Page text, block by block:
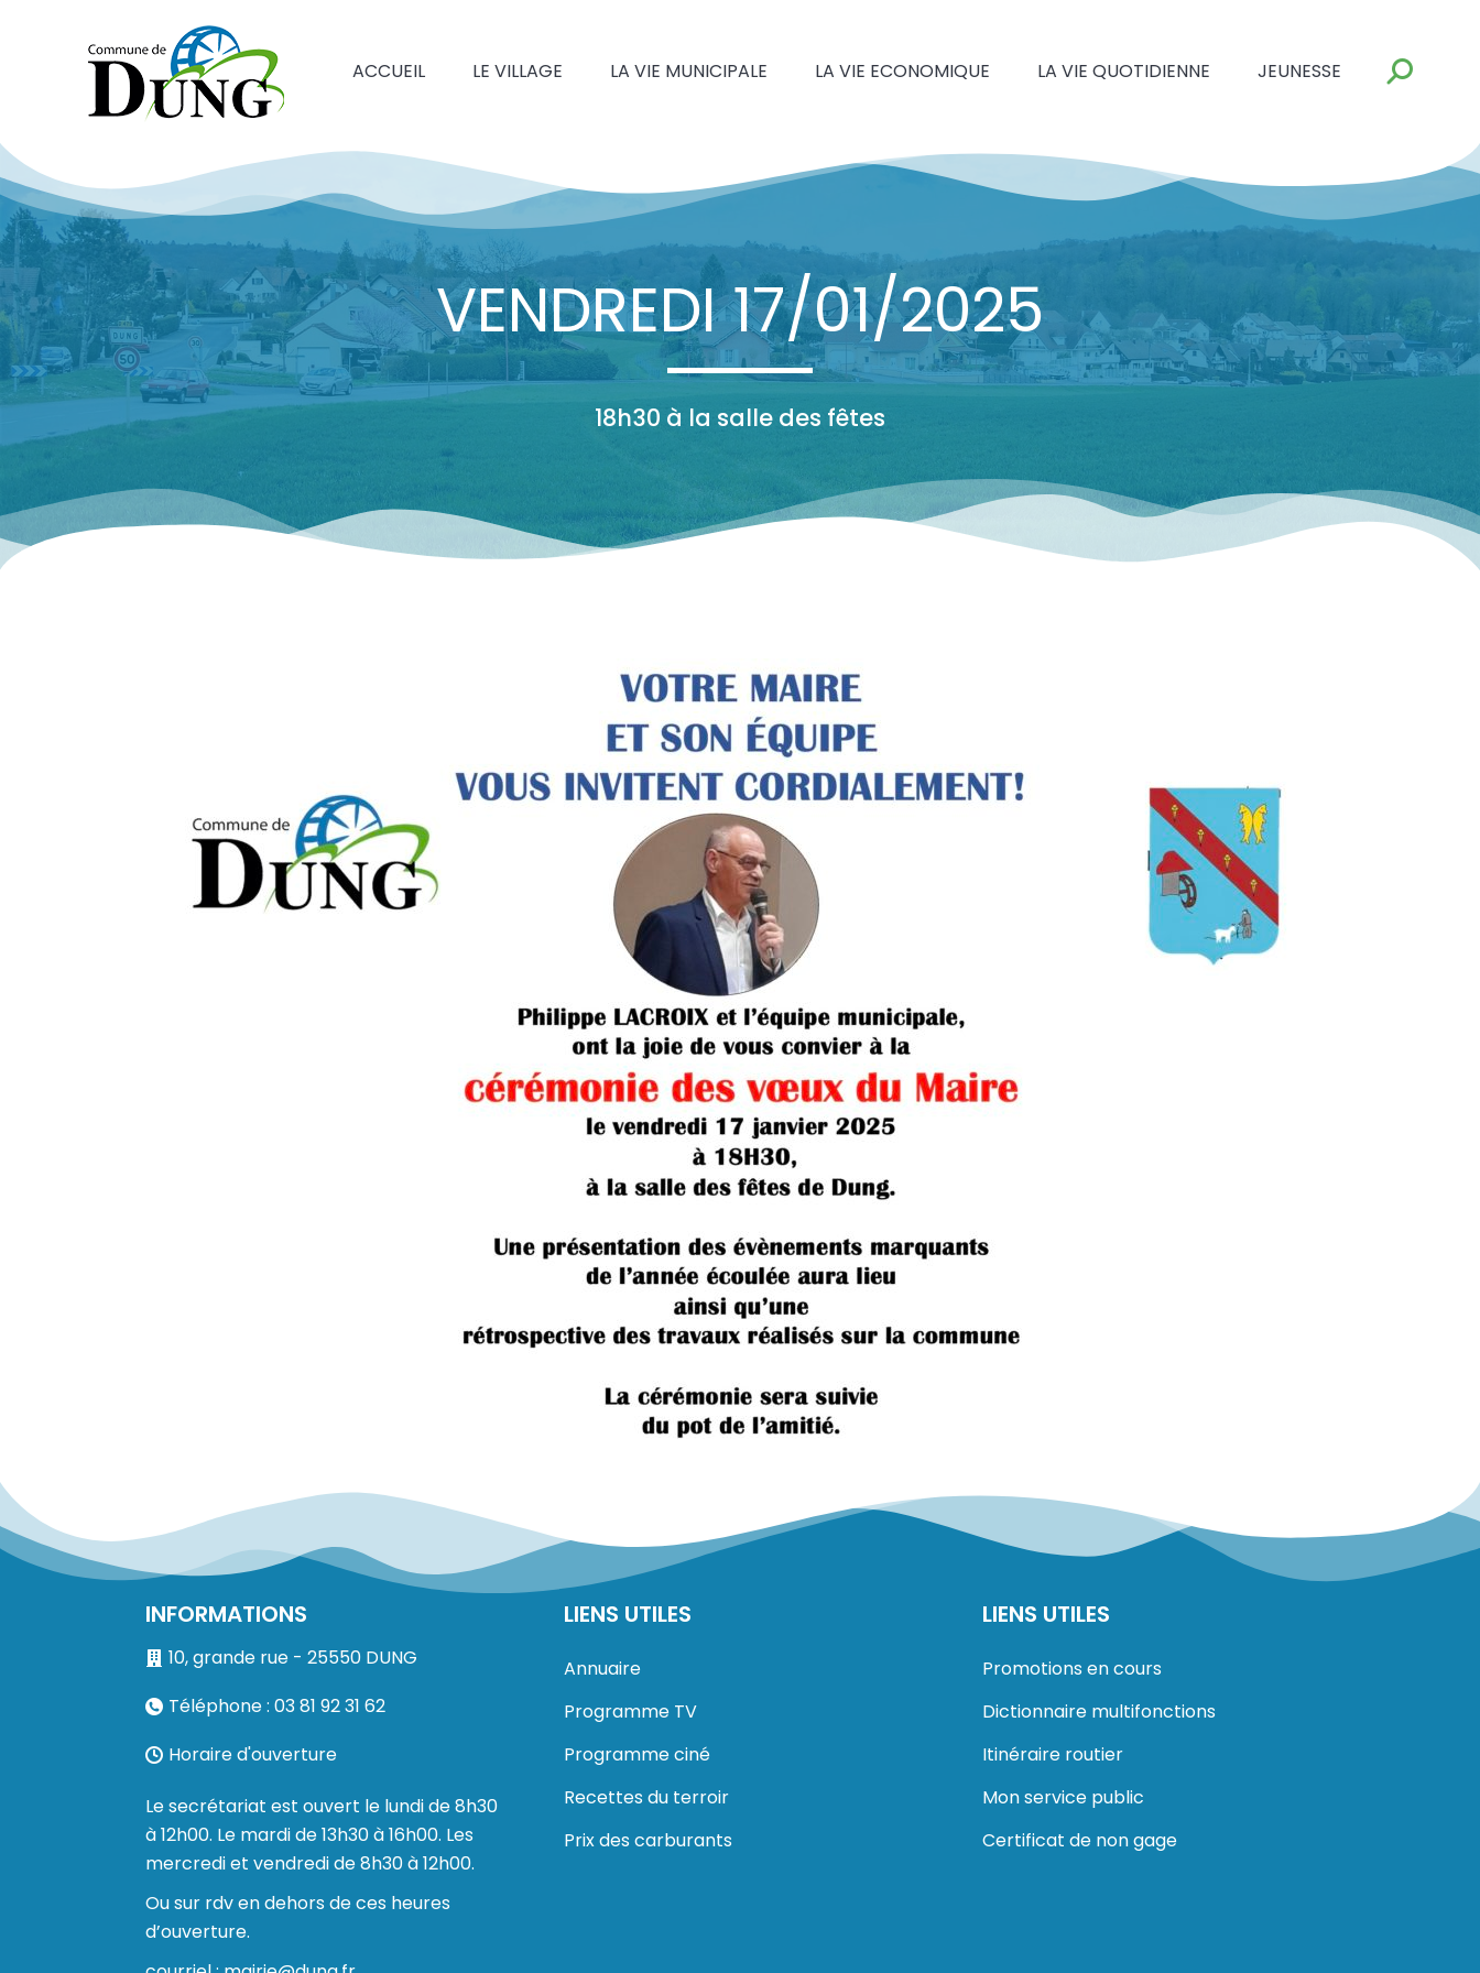
ACCUEIL LE VILLAGE LA VIE MUNICIPALE LA VIE ECONOMIQUE LA VIE QUOTIDIENNE JEUNESSE
VENDREDI 17/01/2025
18h30 à la salle des fêtes
INFORMATIONS
10, grande rue - 25550 DUNG
Téléphone : 03 81 92 31 62
Horaire d'ouverture
Le secrétariat est ouvert le lundi de 8h30
à 12h00. Le mardi de 13h30 à 16h00. Les
mercredi et vendredi de 8h30 à 12h00.
Ou sur rdv en dehors de ces heures
d’ouverture.
LIENS UTILES
Annuaire
Programme TV
Programme ciné
Recettes du terroir
Prix des carburants
LIENS UTILES
Promotions en cours
Dictionnaire multifonctions
Itinéraire routier
Mon service public
Certificat de non gage